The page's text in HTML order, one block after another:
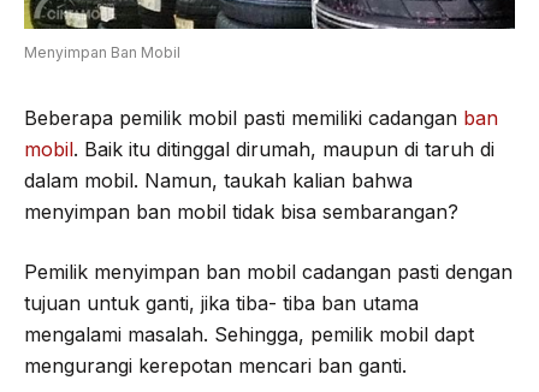
Menyimpan Ban Mobil
Beberapa pemilik mobil pasti memiliki cadangan ban
mobil. Baik itu ditinggal dirumah, maupun di taruh di
dalam mobil. Namun, taukah kalian bahwa
menyimpan ban mobil tidak bisa sembarangan?
Pemilik menyimpan ban mobil cadangan pasti dengan
tujuan untuk ganti, jika tiba- tiba ban utama
mengalami masalah. Sehingga, pemilik mobil dapt
mengurangi kerepotan mencari ban ganti.